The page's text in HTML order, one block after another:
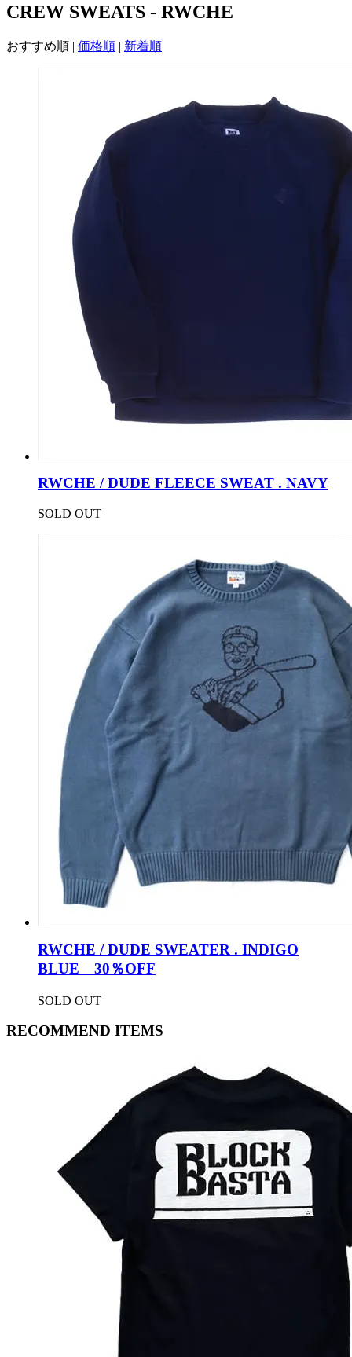
CREW SWEATS - RWCHE
おすすめ順 | 価格順 | 新着順
RWCHE / DUDE FLEECE SWEAT . NAVY
SOLD OUT
RWCHE / DUDE SWEATER . INDIGO
BLUE 30％OFF
SOLD OUT
RECOMMEND ITEMS